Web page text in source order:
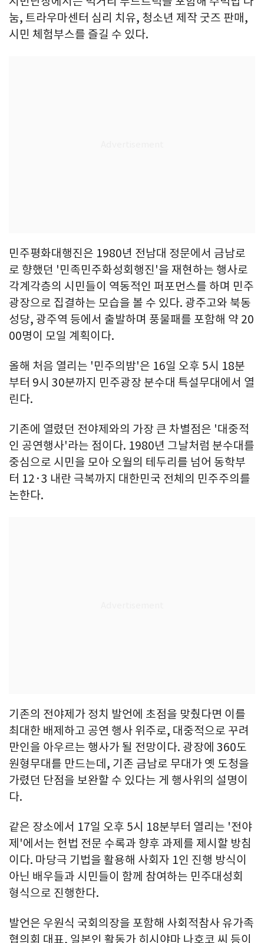
눔, 트라우마센터 심리 치유, 청소년 제작 굿즈 판매,
시민 체험부스를 즐길 수 있다.
민주평화대행진은 1980년 전남대 정문에서 금남로
로 향했던 '민족민주화성회행진'을 재현하는 행사로
각계각층의 시민들이 역동적인 퍼포먼스를 하며 민주
광장으로 집결하는 모습을 볼 수 있다. 광주고와 북동
성당, 광주역 등에서 출발하며 풍물패를 포함해 약 20
00명이 모일 계획이다.
올해 처음 열리는 '민주의밤'은 16일 오후 5시 18분
부터 9시 30분까지 민주광장 분수대 특설무대에서 열
린다.
기존에 열렸던 전야제와의 가장 큰 차별점은 '대중적
인 공연행사'라는 점이다. 1980년 그날처럼 분수대를
중심으로 시민을 모아 오월의 테두리를 넘어 동학부
터 12·3 내란 극복까지 대한민국 전체의 민주주의를
논한다.
기존의 전야제가 정치 발언에 초점을 맞췄다면 이를
최대한 배제하고 공연 행사 위주로, 대중적으로 꾸려
만인을 아우르는 행사가 될 전망이다. 광장에 360도
원형무대를 만드는데, 기존 금남로 무대가 옛 도청을
가렸던 단점을 보완할 수 있다는 게 행사위의 설명이
다.
같은 장소에서 17일 오후 5시 18분부터 열리는 '전야
제'에서는 헌법 전문 수록과 향후 과제를 제시할 방침
이다. 마당극 기법을 활용해 사회자 1인 진행 방식이
아닌 배우들과 시민들이 함께 참여하는 민주대성회
형식으로 진행한다.
발언은 우원식 국회의장을 포함해 사회적참사 유가족
협의회 대표, 일본인 활동가 히시야마 나호코 씨 등이